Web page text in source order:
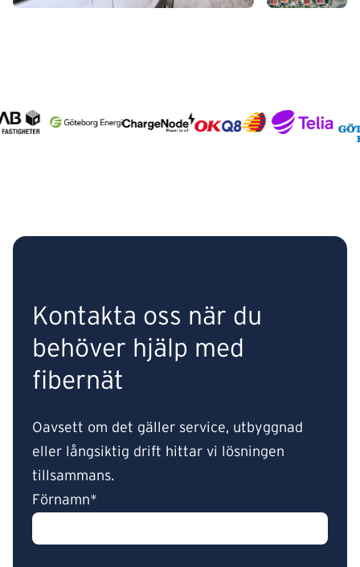
Kontakta oss när du
behöver hjälp med
fibernät
Oavsett om det gäller service, utbyggnad
eller långsiktig drift hittar vi lösningen
tillsammans.
Förnamn*